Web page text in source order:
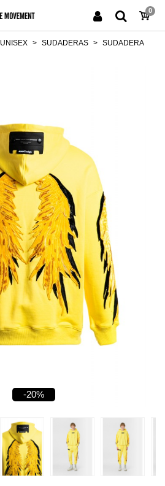
0
UNISEX > SUDADERAS > SUDADERA
-20%